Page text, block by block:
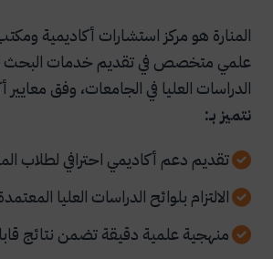
المنارة هو مركز استشارات أكاديمية
علمي متخصص في تقديم خدمات البحث
الدراسات العليا في الجامعات، وفق معايير
نتميز بـ:
تقديم دعم أكاديمي احترافي لطلاب
الالتزام بلوائح الدراسات العليا
منهجية علمية دقيقة تضمن نتائج